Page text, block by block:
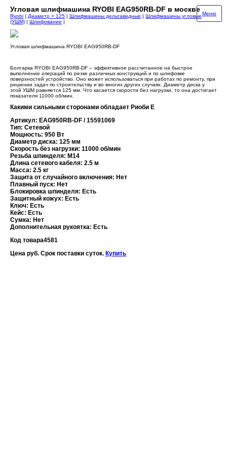
Угловая шлифмашина RYOBI EAG950RB-DF в москве
Меню
Ryobi | Диаметр = 125 | Шлифмашины дельтавидные | Шлифмашины угловые
(УШМ) | Шлифование |
Угловая шлифмашина RYOBI EAG950RB-DF
Болгарка RYOBI EAG950RB-DF – эффективное рассчитанное на быстрое
выполнение операций по резке различных конструкций и по шлифовке
поверхностей устройство. Оно может использоваться при работах по ремонту, при
решении задач по строительству и во многих других случаях. Диаметр диска у
этой УШМ равняется 125 мм. Что касается скорости без нагрузки, то она достигает
показателя 11000 об/мин.
Какими сильными сторонами обладает Риоби E
Артикул: EAG950RB-DF / 15591069
Тип: Сетевой
Мощность: 950 Вт
Диаметр диска: 125 мм
Скорость без нагрузки: 11000 об/мин
Резьба шпинделя: М14
Длина сетевого кабеля: 2.5 м
Масса: 2.5 кг
Защита от случайного включения: Нет
Плавный пуск: Нет
Блокировка шпинделя: Есть
Защитный кожух: Есть
Ключ: Есть
Кейс: Есть
Сумка: Нет
Дополнительная рукоятка: Есть
Код товара4581
Цена руб. Срок поставки суток. Купить